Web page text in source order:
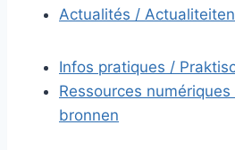
Actualités / Actualiteiten
Infos pratiques /
Ressources
bronnen